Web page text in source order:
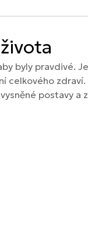
byly pravdivé.
celkového zdraví.
postavy a